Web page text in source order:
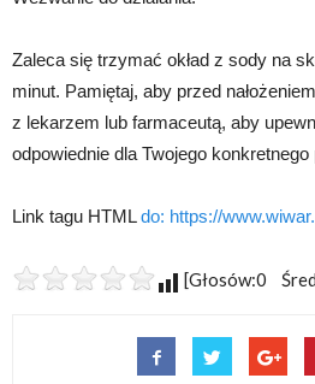
Zaleca się trzymać okład z sody na
minut. Pamiętaj, aby przed
z lekarzem lub farmaceutą, aby
odpowiednie dla Twojego
Link tagu HTMLdo: https://
[Głosów:0